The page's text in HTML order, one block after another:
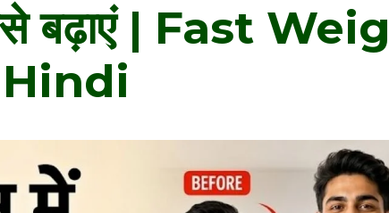
बढ़ाएं | Fast